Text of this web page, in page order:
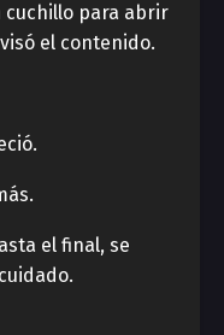
cuchillo para abrir
el contenido.
el final, se